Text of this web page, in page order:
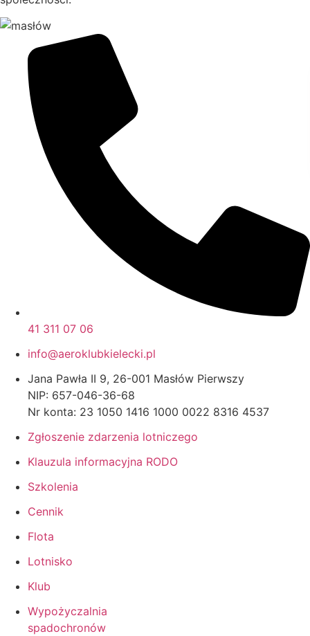
41 311 07 06
info@aeroklubkielecki.pl
Jana Pawła II 9, 26-001 Masłów Pierwszy
NIP: 657-046-36-68
Nr konta: 23 1050 1416 1000 0022 8316 4537
Zgłoszenie zdarzenia lotniczego
Klauzula informacyjna RODO
Szkolenia
Cennik
Flota
Lotnisko
Klub
Wypożyczalnia
spadochronów